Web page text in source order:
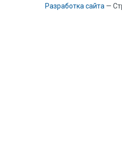
Разработка сайта —